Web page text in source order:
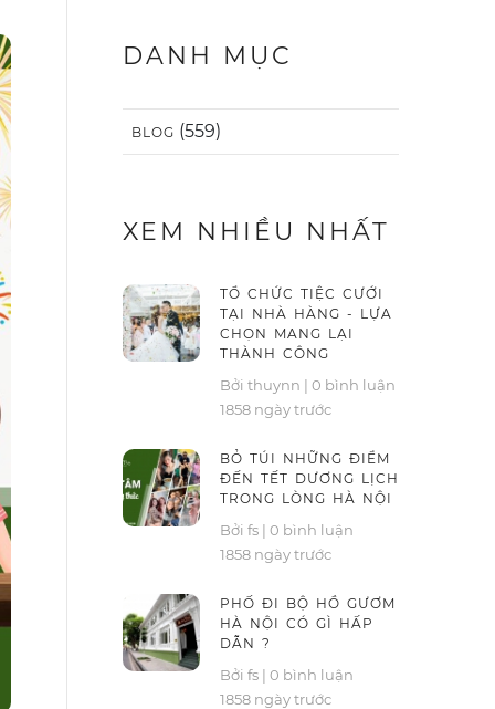
DANH MỤC
BLOG (559)
XEM NHIỀU NHẤT
TỔ CHỨC TIỆC CƯỚI
TẠI NHÀ HÀNG - LỰA
CHỌN MANG LẠI
THÀNH CÔNG
Bởi thuynn | 0 bình luận
1858 ngày trước
BỎ TÚI NHỮNG ĐIỂM
ĐẾN TẾT DƯƠNG LỊCH
TRONG LÒNG HÀ NỘI
Bởi fs | 0 bình luận
1858 ngày trước
PHỐ ĐI BỘ HỒ GƯƠM
HÀ NỘI CÓ GÌ HẤP
DẪN ?
Bởi fs | 0 bình luận
1858 ngày trước